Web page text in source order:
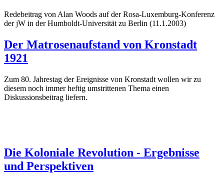
Redebeitrag von Alan Woods auf der Rosa-Luxemburg-Konferenz
der jW in der Humboldt-Universität zu Berlin (11.1.2003)
Der Matrosenaufstand von Kronstadt
1921
Zum 80. Jahrestag der Ereignisse von Kronstadt wollen wir zu
diesem noch immer heftig umstrittenen Thema einen
Diskussionsbeitrag liefern.
Die Koloniale Revolution - Ergebnisse
und Perspektiven